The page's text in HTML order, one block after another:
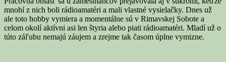
mnohí z nich boli rádioamatéri a mali vlastné vysielačky. Dnes už
ale toto hobby vymiera a momentálne sú v Rimavskej Sobote a
celom okolí aktívni asi len štyria alebo piati rádioamatéri. Mladí už o
túto záľubu nemajú záujem a zrejme tak časom úplne vymizne.